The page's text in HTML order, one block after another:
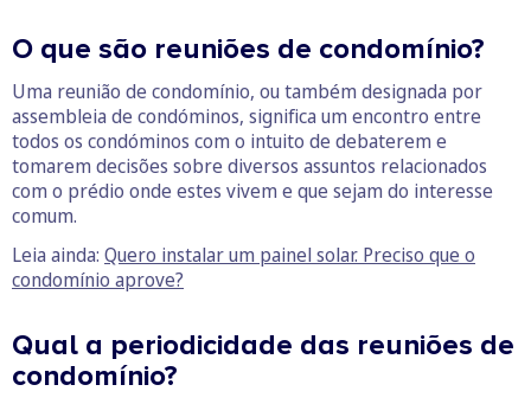
O que são reuniões de condomínio?
Uma reunião de condomínio, ou também designada por
assembleia de condóminos, significa um encontro entre
todos os condóminos com o intuito de debaterem e
tomarem decisões sobre diversos assuntos relacionados
com o prédio onde estes vivem e que sejam do interesse
comum.
Leia ainda: Quero instalar um painel solar. Preciso que o
condomínio aprove?
Qual a periodicidade das reuniões de
condomínio?